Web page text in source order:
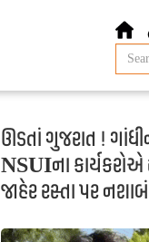
ઊડતાં ગુજરાત !
NSUIના કાર્યકરોએ
જાહેર રસ્તા પર